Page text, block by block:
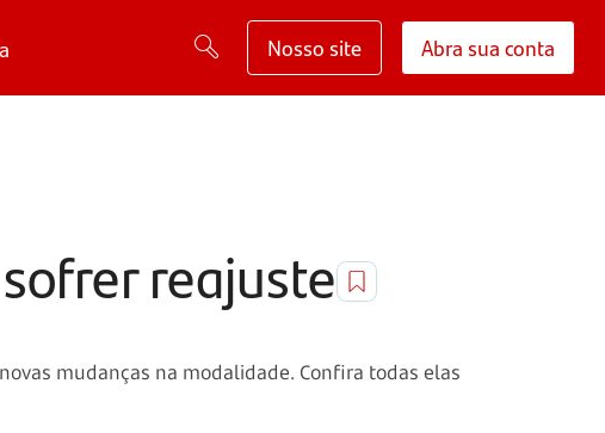
Nosso site Abra sua conta
reajuste
mudanças na modalidade. Confira todas elas